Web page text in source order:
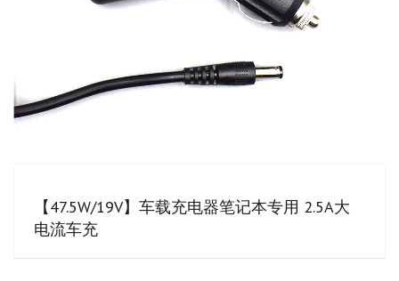
【47.5W/19V】车载充电器笔记本专用 2.5A大
电流车充